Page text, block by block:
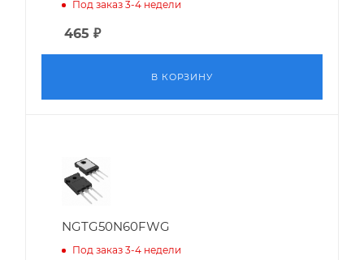
Под заказ 3-4 недели
465 ₽
В КОРЗИНУ
NGTG50N60FWG
Под заказ 3-4 недели